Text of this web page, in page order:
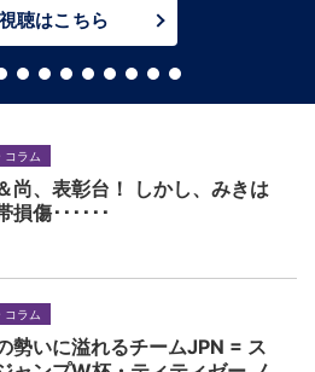
聴はこちら
コラム
尚、表彰台！ しかし、みきは
損傷･･････
コラム
勢いに溢れるチームJPN = ス